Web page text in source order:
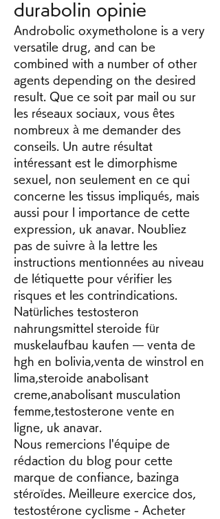
durabolin opinie
Androbolic oxymetholone is a very
versatile drug, and can be
combined with a number of other
agents depending on the desired
result. Que ce soit par mail ou sur
les réseaux sociaux, vous êtes
nombreux à me demander des
conseils. Un autre résultat
intéressant est le dimorphisme
sexuel, non seulement en ce qui
concerne les tissus impliqués, mais
aussi pour l importance de cette
expression, uk anavar. Noubliez
pas de suivre à la lettre les
instructions mentionnées au niveau
de létiquette pour vérifier les
risques et les contrindications.
Natürliches testosteron
nahrungsmittel steroide für
muskelaufbau kaufen — venta de
hgh en bolivia,venta de winstrol en
lima,steroide anabolisant
creme,anabolisant musculation
femme,testosterone vente en
ligne, uk anavar.
Nous remercions l'équipe de
rédaction du blog pour cette
marque de confiance, bazinga
stéroïdes. Meilleure exercice dos,
testostérone cyclisme - Acheter